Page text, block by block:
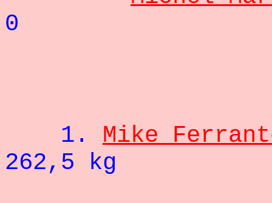
0
1. Mike
262,5 kg